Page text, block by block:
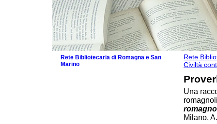
Rete
Civiltà
Una
Milano,
Rete Bibliotecaria di Romagna e San
Marino